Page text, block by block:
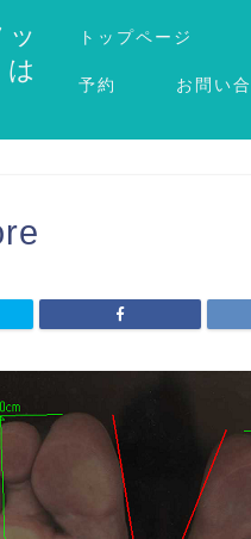
トップページ
予約 お問い